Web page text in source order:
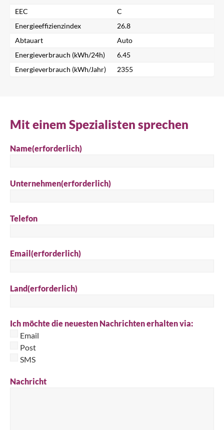
Suche
EEC
C
Energieeffizienzindex
26.8
Abtauart
Auto
Energieverbrauch (kWh/24h)
6.45
Energieverbrauch (kWh/Jahr)
2355
Mit einem Spezialisten sprechen
Name(erforderlich)
Unternehmen(erforderlich)
Telefon
Email(erforderlich)
Land(erforderlich)
Ich möchte die neuesten Nachrichten erhalten via:
Email
Post
SMS
Nachricht